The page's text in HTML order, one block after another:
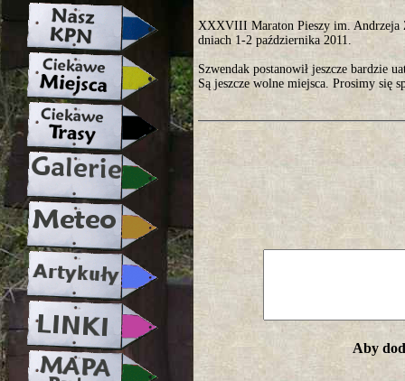
XXXVIII Maraton Pieszy im. Andrzeja
dniach 1-2 października 2011.
Szwendak postanowił jeszcze bardzie
Są jeszcze wolne miejsca. Prosimy się
Aby